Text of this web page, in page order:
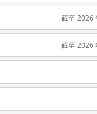
截至 2026
截至 2026